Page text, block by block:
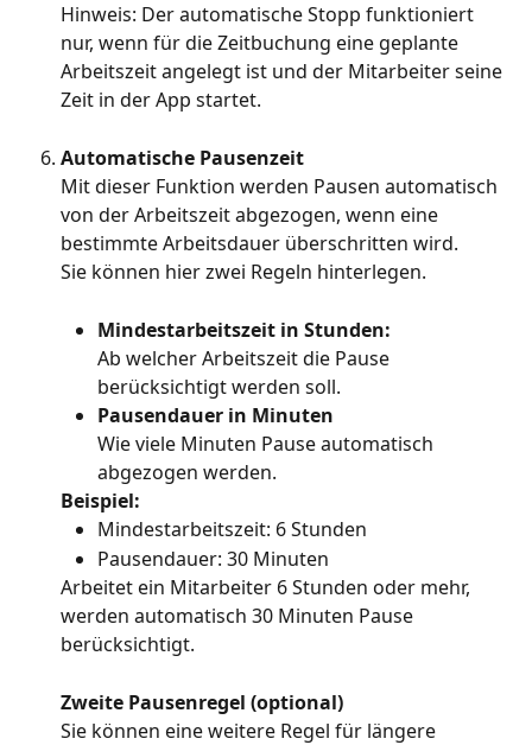
Hinweis: Der automatische Stopp funktioniert
nur, wenn für die Zeitbuchung eine geplante
Arbeitszeit angelegt ist und der Mitarbeiter seine
Zeit in der App startet.
Automatische Pausenzeit
Mit dieser Funktion werden Pausen automatisch
von der Arbeitszeit abgezogen, wenn eine
bestimmte Arbeitsdauer überschritten wird.
Sie können hier zwei Regeln hinterlegen.
Mindestarbeitszeit in Stunden:
Ab welcher Arbeitszeit die Pause
berücksichtigt werden soll.
Pausendauer in Minuten
Wie viele Minuten Pause automatisch
abgezogen werden.
Beispiel:
Mindestarbeitszeit: 6 Stunden
Pausendauer: 30 Minuten
Arbeitet ein Mitarbeiter 6 Stunden oder mehr,
werden automatisch 30 Minuten Pause
berücksichtigt.
Zweite Pausenregel (optional)
Sie können eine weitere Regel für längere